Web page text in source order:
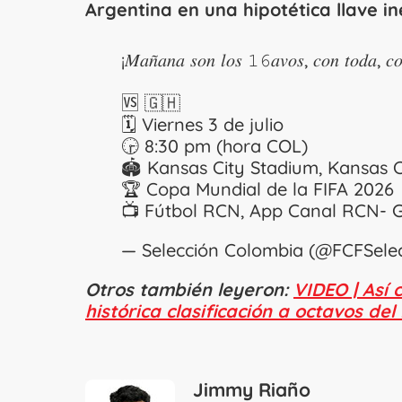
Argentina en una hipotética llave
¡𝑀𝑎𝑛̃𝑎𝑛𝑎 𝑠𝑜𝑛 𝑙𝑜𝑠 𝟷𝟼𝑎𝑣𝑜𝑠, 𝑐𝑜𝑛
🆚 🇬🇭
🗓️ Viernes 3 de julio
🕞 8:30 pm (hora COL)
🏟️ Kansas City Stadium, Kansas
🏆 Copa Mundial de la FIFA 2026
📺 Fútbol RCN, App Canal RCN-
— Selección Colombia
Otros también leyeron: VIDEO |
histórica clasificación a octavos del
Jimmy Riaño